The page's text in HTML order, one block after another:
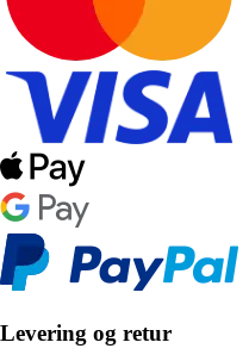
Levering og retur